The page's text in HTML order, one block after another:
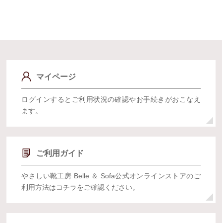
マイページ
ログインするとご利用状況の確認やお手続きがおこなえ
ます。
ご利用ガイド
やさしい靴工房 Belle ＆ Sofa公式オンラインストアのご
利用方法はコチラをご確認ください。